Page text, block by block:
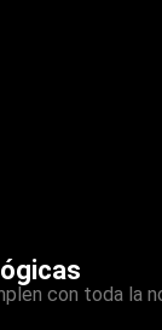
con toda la